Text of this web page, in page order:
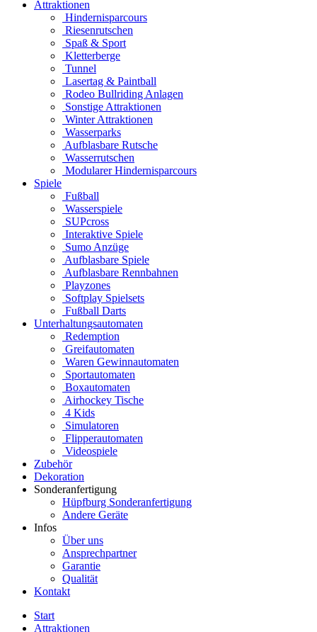
Attraktionen
Hindernisparcours
Riesenrutschen
Spaß & Sport
Kletterberge
Tunnel
Lasertag & Paintball
Rodeo Bullriding Anlagen
Sonstige Attraktionen
Winter Attraktionen
Wasserparks
Aufblasbare Rutsche
Wasserrutschen
Modularer Hindernisparcours
Spiele
Fußball
Wasserspiele
SUPcross
Interaktive Spiele
Sumo Anzüge
Aufblasbare Spiele
Aufblasbare Rennbahnen
Playzones
Softplay Spielsets
Fußball Darts
Unterhaltungsautomaten
Redemption
Greifautomaten
Waren Gewinnautomaten
Sportautomaten
Boxautomaten
Airhockey Tische
4 Kids
Simulatoren
Flipperautomaten
Videospiele
Zubehör
Dekoration
Sonderanfertigung
Hüpfburg Sonderanfertigung
Andere Geräte
Infos
Über uns
Ansprechpartner
Garantie
Qualität
Kontakt
Start
Attraktionen